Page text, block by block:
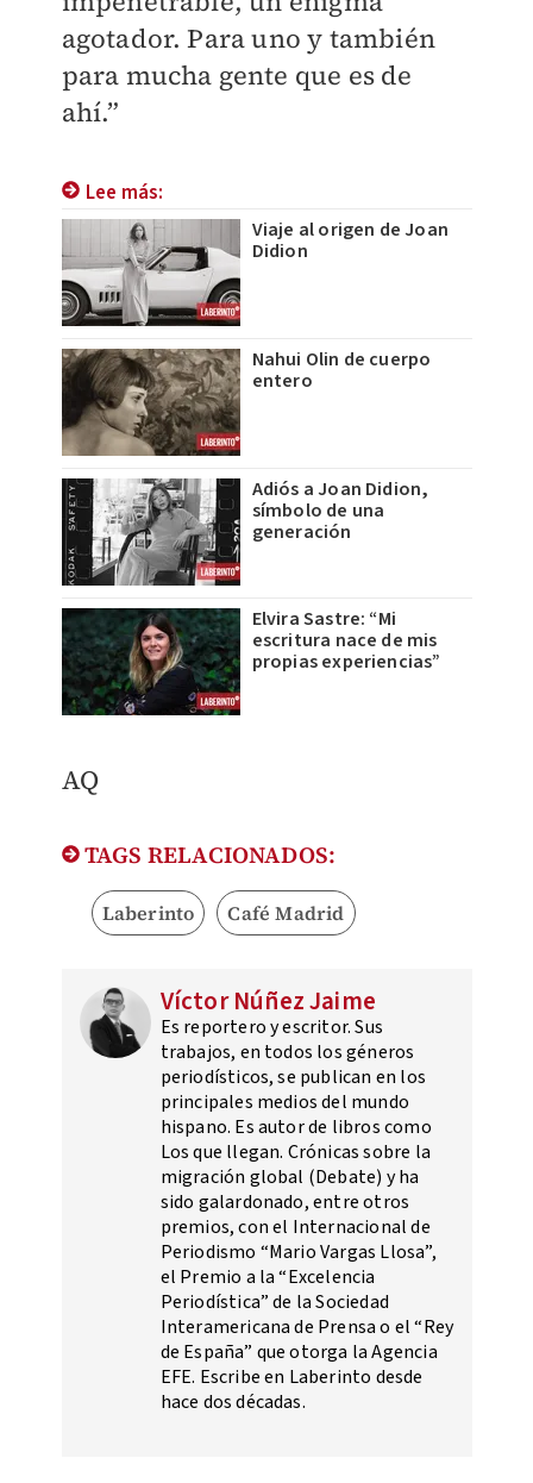
agotador. Para uno y también
para mucha gente que es de
ahí.”
Lee más:
Viaje al origen de Joan
Didion
Nahui Olin de cuerpo
entero
Adiós a Joan Didion,
símbolo de una
generación
Elvira Sastre: “Mi
escritura nace de mis
propias experiencias”
AQ
TAGS RELACIONADOS:
Laberinto Café Madrid
Víctor Núñez Jaime
Es reportero y escritor. Sus
trabajos, en todos los géneros
periodísticos, se publican en los
principales medios del mundo
hispano. Es autor de libros como
Los que llegan. Crónicas sobre la
migración global (Debate) y ha
sido galardonado, entre otros
premios, con el Internacional de
Periodismo “Mario Vargas Llosa”,
el Premio a la “Excelencia
Periodística” de la Sociedad
Interamericana de Prensa o el “Rey
de España” que otorga la Agencia
EFE. Escribe en Laberinto desde
hace dos décadas.